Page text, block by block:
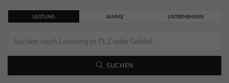
LEISTUNG MARKE UNTERNEHMEN
SUCHEN